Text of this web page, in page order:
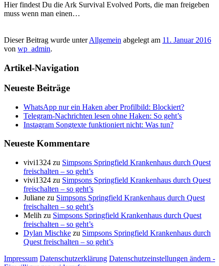
Hier findest Du die Ark Survival Evolved Ports, die man freigeben
muss wenn man einen…
Dieser Beitrag wurde unterAllgemein abgelegt am 11. Januar 2016
von wp_admin.
Artikel-Navigation
Neueste Beiträge
WhatsApp nur ein Haken aber Profilbild: Blockiert?
Telegram-Nachrichten lesen ohne Haken: So geht’s
Instagram Songtexte funktioniert nicht: Was tun?
Neueste Kommentare
vivi1324 zu Simpsons Springfield Krankenhaus durch Quest
freischalten – so geht’s
vivi1324 zu Simpsons Springfield Krankenhaus durch Quest
freischalten – so geht’s
Juliane zu Simpsons Springfield Krankenhaus durch Quest
freischalten – so geht’s
Melih zu Simpsons Springfield Krankenhaus durch Quest
freischalten – so geht’s
Dylan Mischke zu Simpsons Springfield Krankenhaus durch
Quest freischalten – so geht’s
Impressum Datenschutzerklärung Datenschutzeinstellungen ändern -